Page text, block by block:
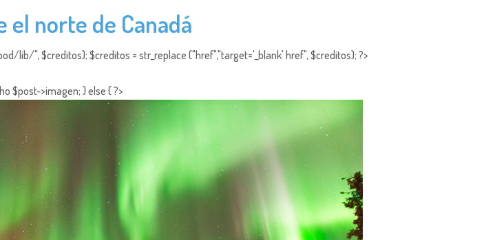
el norte de Canadá
lib/", $creditos); $creditos = str_replace ("href","target='_blank' href", $creditos); ?>
$post->imagen; } else { ?>